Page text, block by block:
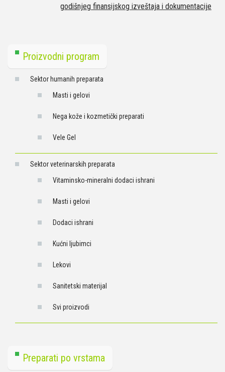
godišnjeg finansijskog izveštaja i dokumentacije
Proizvodni program
Sektor humanih preparata
Masti i gelovi
Nega kože i kozmetički preparati
Vele Gel
Sektor veterinarskih preparata
Vitaminsko-mineralni dodaci ishrani
Masti i gelovi
Dodaci ishrani
Kućni ljubimci
Lekovi
Sanitetski materijal
Svi proizvodi
Preparati po vrstama